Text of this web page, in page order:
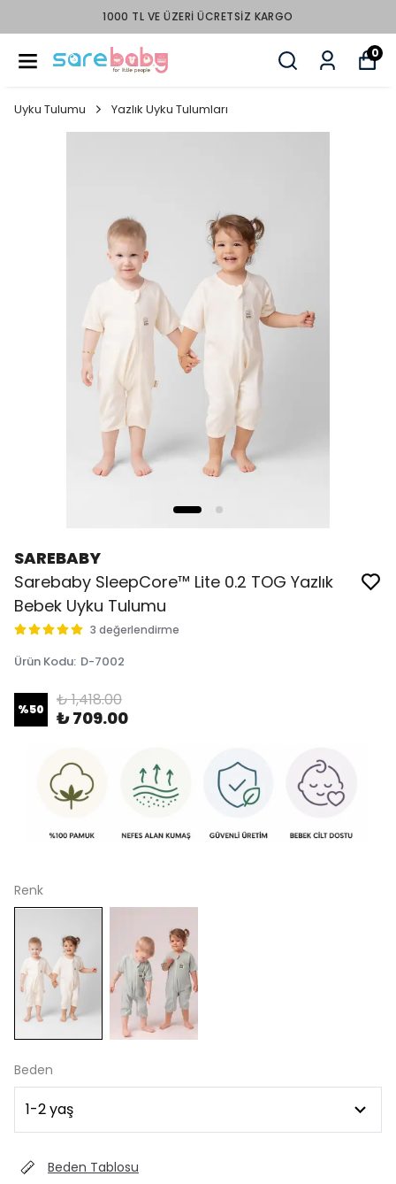
1000 TL VE ÜZERI ÜCRETSIZ KARGO
0
Uyku Tulumu Yazlık Uyku Tulumları
SAREBABY
Sarebaby SleepCore™ Lite 0.2 TOG Yazlık
Bebek Uyku Tulumu
3 değerlendirme
Ürün Kodu: D-7002
%50 ₺ 1,418.00
₺ 709.00
Renk
Beden
Beden Tablosu